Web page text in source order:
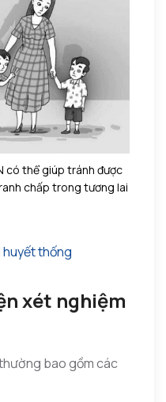
có thể giúp tránh được
chấp trong tương lai
huyết thống
xét nghiệm
bao gồm các